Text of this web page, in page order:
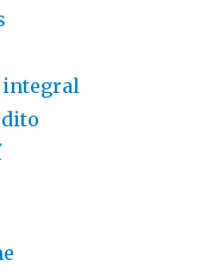
integral